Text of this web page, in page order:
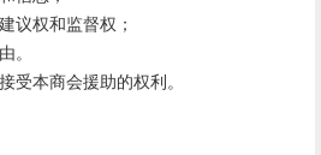
议权和监督权；
。
本商会援助的权利。